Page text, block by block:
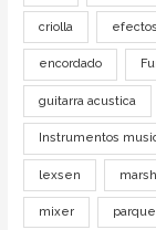
criolla efectos
encordado
guitarra acustica
Instrumentos
lexsen
mixer